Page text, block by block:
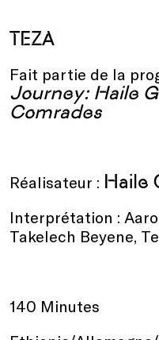
TEZA
Fait partie de la
Journey: Haile
Comrades
Réalisateur : Haile
Interprétation :
Takelech Beyene,
140 Minutes